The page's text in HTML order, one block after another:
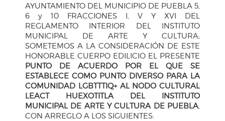
AYUNTAMIENTO DEL MUNICIPIO DE PUEBLA 5,
6 y 10 FRACCIONES I, V Y XVI DEL
REGLAMENTO INTERIOR DEL INSTITUTO
MUNICIPAL DE ARTE Y CULTURA;
SOMETEMOS A LA CONSIDERACIÓN DE ESTE
HONORABLE CUERPO EDILICIO EL PRESENTE
PUNTO DE ACUERDO POR EL QUE SE
ESTABLECE COMO PUNTO DIVERSO PARA LA
COMUNIDAD LGBTTTIQ+ AL NODO CULTURAL
LEACT HUEXOTITLA DEL INSTITUTO
MUNICIPAL DE ARTE Y CULTURA DE PUEBLA
CON ARREGLO A LOS SIGUIENTES: